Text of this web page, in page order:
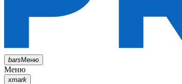
barsМеню
Меню
xmark